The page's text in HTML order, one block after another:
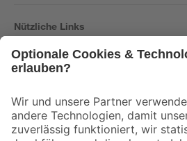
Nützliche Links
Der toom Newsletter: Keine Angebote und
Zur Newsletter Anmeldung